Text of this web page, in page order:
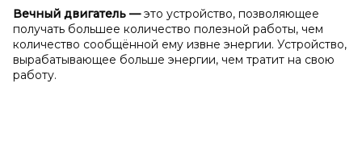
Вечный двигатель —это устройство, позволяющее
получать большее количество полезной работы, чем
количество сообщённой ему извне энергии. Устройство,
вырабатывающее больше энергии, чем тратит на свою
работу.